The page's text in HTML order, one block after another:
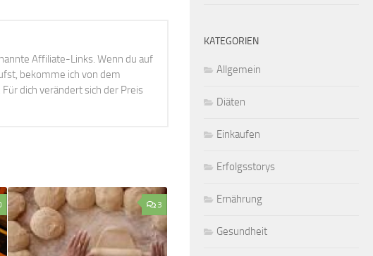
Affiliate-Links. Wenn du auf
bekomme ich von dem
dich verändert sich der Preis
3
KATEGORIEN
Allgemein
Diäten
Einkaufen
Erfolgsstorys
Ernährung
Gesundheit